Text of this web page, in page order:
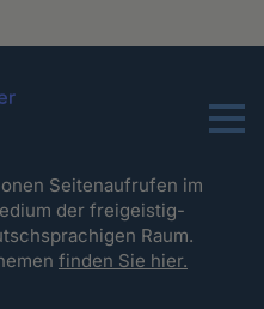
Menu
Seitenaufrufen im
der freigeistig-
Raum.
finden Sie hier.